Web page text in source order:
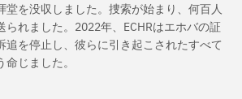
堂を没収しました。捜索が始まり、何百人
られました。2022年、ECHRはエホバの証
追を停止し、彼らに引き起こされたすべて
じました。